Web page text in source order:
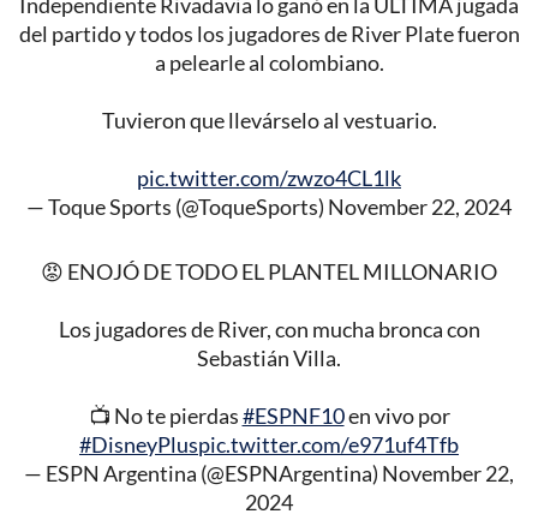
del partido y todos los jugadores de River Plate fueron
a pelearle al colombiano.
Tuvieron que llevárselo al vestuario.
pic.twitter.com/zwzo4CL1lk
— Toque Sports (@ToqueSports) November 22, 2024
😡 ENOJÓ DE TODO EL PLANTEL MILLONARIO
Los jugadores de River, con mucha bronca con
Sebastián Villa.
📺 No te pierdas#ESPNF10en vivo por
#DisneyPluspic.twitter.com/e971uf4Tfb
— ESPN Argentina (@ESPNArgentina) November 22,
2024